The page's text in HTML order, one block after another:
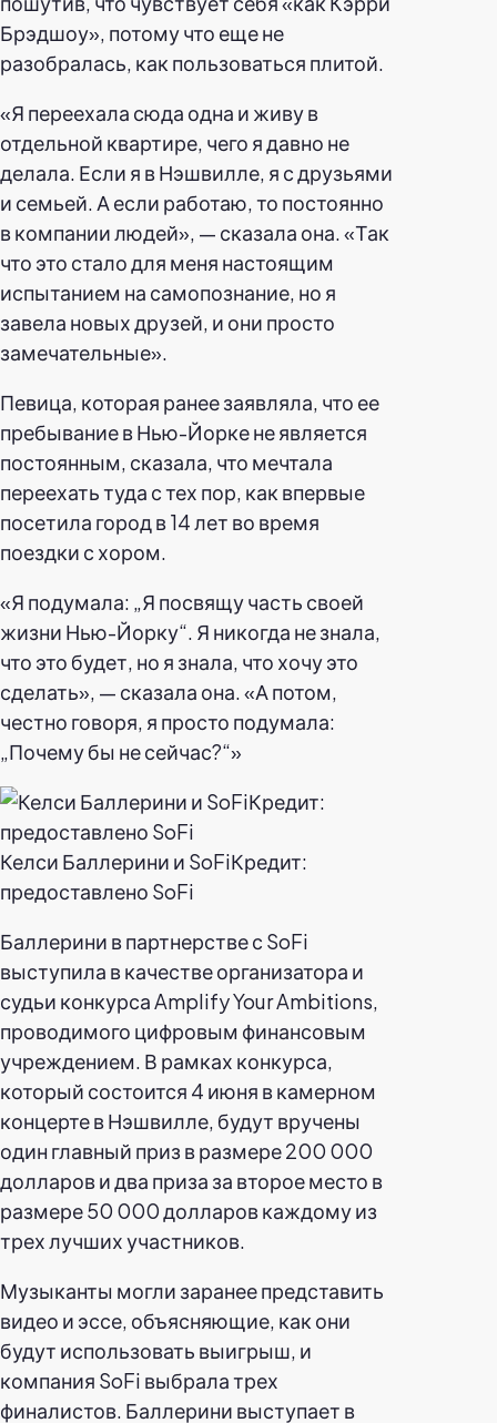
Брэдшоу», потому что еще не
разобралась, как пользоваться плитой.
«Я переехала сюда одна и живу в
отдельной квартире, чего я давно не
делала. Если я в Нэшвилле, я с друзьями
и семьей. А если работаю, то постоянно
в компании людей», — сказала она. «Так
что это стало для меня настоящим
испытанием на самопознание, но я
завела новых друзей, и они просто
замечательные».
Певица, которая ранее заявляла, что ее
пребывание в Нью-Йорке не является
постоянным, сказала, что мечтала
переехать туда с тех пор, как впервые
посетила город в 14 лет во время
поездки с хором.
«Я подумала: „Я посвящу часть своей
жизни Нью-Йорку“. Я никогда не знала,
что это будет, но я знала, что хочу это
сделать», — сказала она. «А потом,
честно говоря, я просто подумала:
„Почему бы не сейчас?“»
Келси Баллерини и SoFiКредит:
предоставлено SoFi
Баллерини в партнерстве с SoFi
выступила в качестве организатора и
судьи конкурса Amplify Your Ambitions,
проводимого цифровым финансовым
учреждением. В рамках конкурса,
который состоится 4 июня в камерном
концерте в Нэшвилле, будут вручены
один главный приз в размере 200 000
долларов и два приза за второе место в
размере 50 000 долларов каждому из
трех лучших участников.
Музыканты могли заранее представить
видео и эссе, объясняющие, как они
будут использовать выигрыш, и
компания SoFi выбрала трех
финалистов. Баллерини выступает в